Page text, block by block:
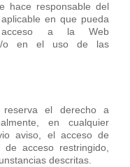
hace responsable del
en que pueda
a la Web
o en el uso de las
reserva el derecho a
en cualquier
aviso, el acceso de
acceso restringido,
descritas.